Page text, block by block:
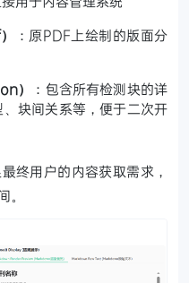
：原PDF上绘制的版面分
）
：包含所有检测块的详
块间关系等，便于二次开
终用户的内容获取需求，